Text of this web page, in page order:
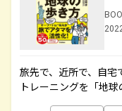
旅先で、近所で、自
トレーニングを「地